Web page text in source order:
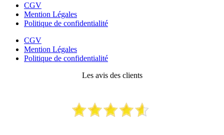
CGV
Mention Légales
Politique de confidentialité
CGV
Mention Légales
Politique de confidentialité
Les avis des clients